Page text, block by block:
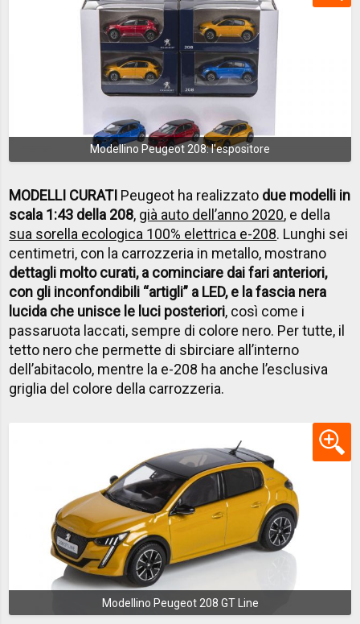
Modellino Peugeot 208: l'espositore
MODELLI CURATI Peugeot ha realizzato due modelli in
scala 1:43 della 208, già auto dell’anno 2020, e della
sua sorella ecologica 100% elettrica e-208. Lunghi sei
centimetri, con la carrozzeria in metallo, mostrano
dettagli molto curati, a cominciare dai fari anteriori,
con gli inconfondibili “artigli” a LED, e la fascia nera
lucida che unisce le luci posteriori, così come i
passaruota laccati, sempre di colore nero. Per tutte, il
tetto nero che permette di sbirciare all’interno
dell’abitacolo, mentre la e-208 ha anche l’esclusiva
griglia del colore della carrozzeria.
Modellino Peugeot 208 GT Line